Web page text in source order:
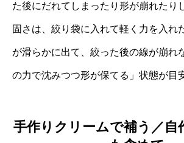
た後にだれてしまったり形が崩れたり
固さは、絞り袋に入れて軽く力を入れ
が滑らかに出て、絞った後の線が崩れ
の力で沈みつつ形が保てる」状態が目
手作りクリームで補う／自